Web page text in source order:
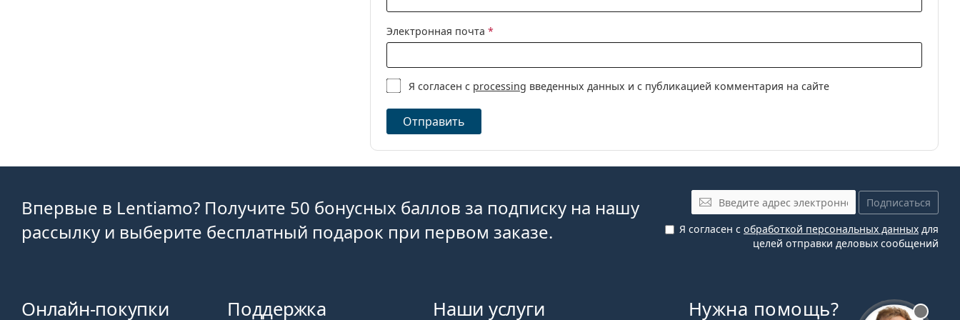
Торические контактные линзы
Электронная почта *
Я согласен с processing введенных данных и с публикацией комментария на сайте
Отправить
Впервые в Lentiamo? Получите 50 бонусных баллов за подписку на нашу
рассылку и выберите бесплатный подарок при первом заказе.
Эл. почта
Подписаться
Я согласен с обработкой персональных данных для
целей отправки деловых сообщений
Нужна помощь?
Онлайн-покупки
Поддержка
Наши услуги